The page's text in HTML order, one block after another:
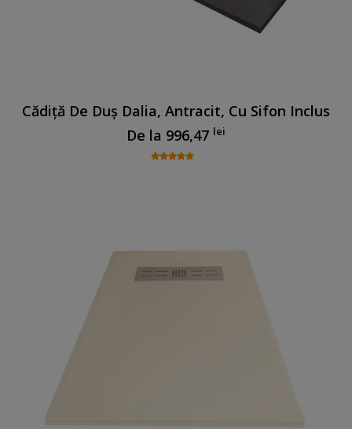
Cădiță De Duș Dalia, Antracit, Cu Sifon Inclus
De la 996,47 lei